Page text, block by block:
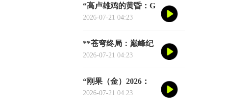
“高卢雄鸡的黄昏：G
组权力版图的重组与
2026-07-21 04:23
**苍穹终局：巅峰纪
元·不灭之冠**
2026-07-21 04:23
“刚果（金）2026：
赤道雄狮再踏征途”
2026-07-21 04:23